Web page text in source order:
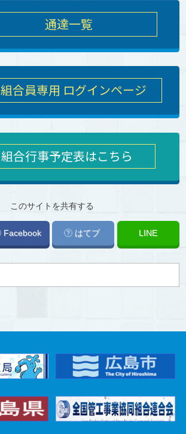
通達一覧
組合員専用 ログインページ
組合行事予定表はこちら
このサイトを共有する
Facebook はてブ LINE